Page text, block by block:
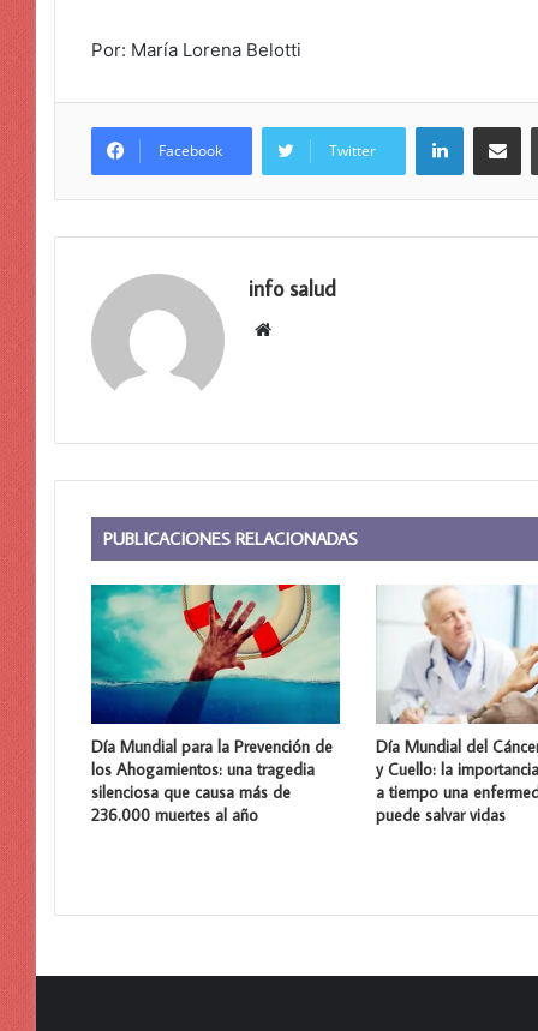
Por: María Lorena Belotti
Facebook Twitter
LinkedIn
info salud
Sitio
PUBLICACIONES RELACIONADAS
Día Mundial para la Prevención de
los Ahogamientos: una tragedia
silenciosa que causa más de
236.000 muertes al año
Día Mundial del
y Cuello: la
a tiempo una
puede salvar vidas